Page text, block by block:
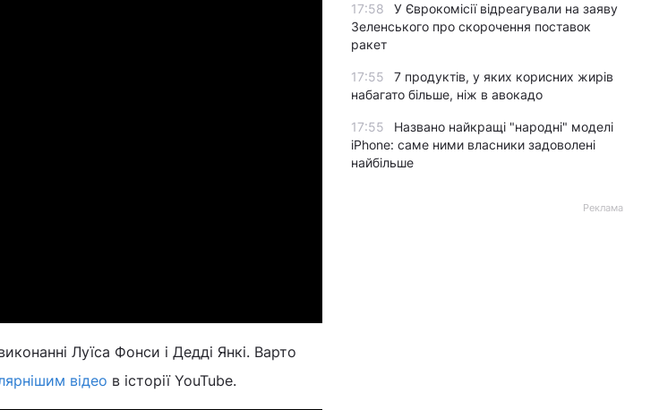
Луїса Фонси і Дедді Янкі. Варто
відео в історії YouTube.
17:58
У Єврокомісії відреагували на заяву
Зеленського про скорочення поставок
ракет
17:55
7 продуктів, у яких корисних жирів
набагато більше, ніж в авокадо
17:55
Названо найкращі "народні" моделі
iPhone: саме ними власники задоволені
найбільше
Реклама